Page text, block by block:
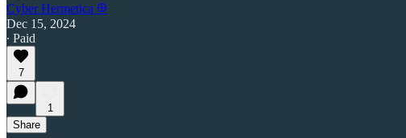
Cyber Hermetica 𐀏
Dec 15, 2024
∙ Paid
7
1
Share